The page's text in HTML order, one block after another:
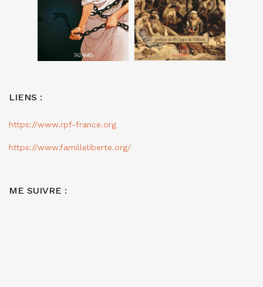
LIENS :
https://www.rpf-france.org
https://www.familleliberte.org/
ME SUIVRE :